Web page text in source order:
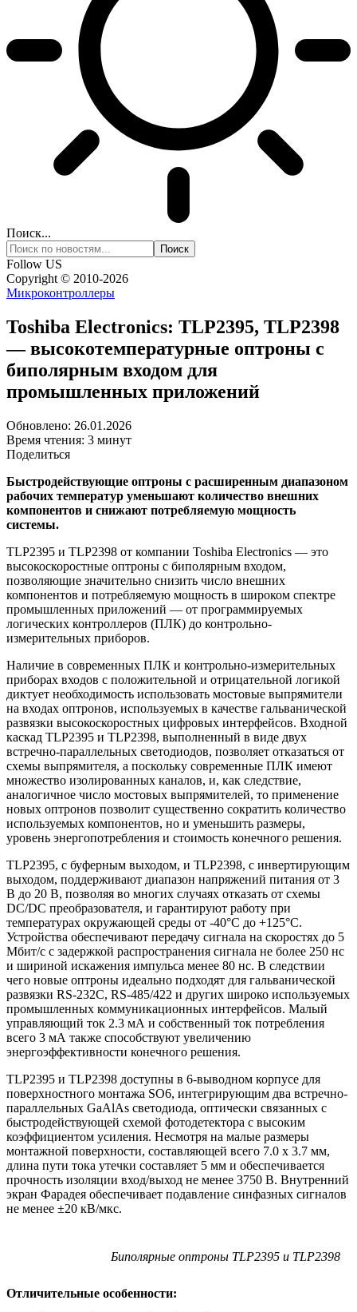
Поиск...
Follow US
Copyright © 2010-2026
Микроконтроллеры
Toshiba Electronics: TLP2395, TLP2398
— высокотемпературные оптроны с
биполярным входом для
промышленных приложений
Обновлено: 26.01.2026
Время чтения: 3 минут
Поделиться
Быстродействующие оптроны с расширенным диапазоном
рабочих температур уменьшают количество внешних
компонентов и снижают потребляемую мощность
системы.
TLP2395 и TLP2398 от компании Toshiba Electronics — это
высокоскоростные оптроны с биполярным входом,
позволяющие значительно снизить число внешних
компонентов и потребляемую мощность в широком спектре
промышленных приложений — от программируемых
логических контроллеров (ПЛК) до контрольно-
измерительных приборов.
Наличие в современных ПЛК и контрольно-измерительных
приборах входов с положительной и отрицательной логикой
диктует необходимость использовать мостовые выпрямители
на входах оптронов, используемых в качестве гальванической
развязки высокоскоростных цифровых интерфейсов. Входной
каскад TLP2395 и TLP2398, выполненный в виде двух
встречно-параллельных светодиодов, позволяет отказаться от
схемы выпрямителя, а поскольку современные ПЛК имеют
множество изолированных каналов, и, как следствие,
аналогичное число мостовых выпрямителей, то применение
новых оптронов позволит существенно сократить количество
используемых компонентов, но и уменьшить размеры,
уровень энергопотребления и стоимость конечного решения.
TLP2395, с буферным выходом, и TLP2398, с инвертирующим
выходом, поддерживают диапазон напряжений питания от 3
В до 20 В, позволяя во многих случаях отказать от схемы
DC/DC преобразователя, и гарантируют работу при
температурах окружающей среды от -40°C до +125°C.
Устройства обеспечивают передачу сигнала на скоростях до 5
Мбит/с с задержкой распространения сигнала не более 250 нс
и шириной искажения импульса менее 80 нс. В следствии
чего новые оптроны идеально подходят для гальванической
развязки RS-232C, RS-485/422 и других широко используемых
промышленных коммуникационных интерфейсов. Малый
управляющий ток 2.3 мА и собственный ток потребления
всего 3 мА также способствуют увеличению
энергоэффективности конечного решения.
TLP2395 и TLP2398 доступны в 6-выводном корпусе для
поверхностного монтажа SO6, интегрирующим два встречно-
параллельных GaAlAs светодиода, оптически связанных с
быстродействующей схемой фотодетектора с высоким
коэффициентом усиления. Несмотря на малые размеры
монтажной поверхности, составляющей всего 7.0 х 3.7 мм,
длина пути тока утечки составляет 5 мм и обеспечивается
прочность изоляции вход/выход не менее 3750 В. Внутренний
экран Фарадея обеспечивает подавление синфазных сигналов
не менее ±20 кВ/мкс.
Биполярные оптроны TLP2395 и TLP2398
Отличительные особенности: